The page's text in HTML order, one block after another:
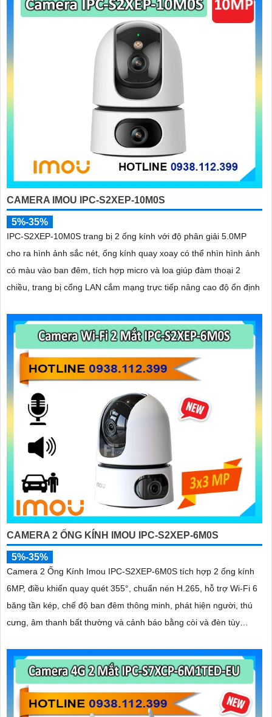
động ổn định. Kiểm tra xem camera có hoạt động bình thường, vệ
sinh bụi và kiểm tra kết nối mạng định kỳ.
Hy vọng rằng các tư vấn trên sẽ giúp bạn lắp đặt và sử dụng Camera
Wifi Imou một cách hiệu quả và tiện lợi.
CAMERA IMOU IPC-S2XEP-10M0S
5%-35%
IPC-S2XEP-10M0S trang bị 2 ống kính với độ phân giải 5.0MP
cho ra hình ảnh sắc nét, ống kính quay xoay có thể nhìn hình ảnh
có màu vào ban đêm, tích hợp micro và loa giúp đàm thoại 2
chiều, trang bị cổng LAN cắm mạng trực tiếp nâng cao độ ổn định
CAMERA 2 ỐNG KÍNH IMOU IPC-S2XEP-6M0S
5%-35%
Camera 2 Ống Kính Imou IPC-S2XEP-6M0S tích hợp 2 ống kính
6MP, điều khiển quay quét 355°, chuẩn nén H.265, hỗ trợ Wi-Fi 6
băng tần kép, chế độ ban đêm thông minh, phát hiện người, thú
cưng, âm thanh bất thường và cảnh báo bằng còi và đèn tùy